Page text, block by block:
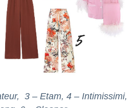
3 – Etam, 4 – Intimissimi,